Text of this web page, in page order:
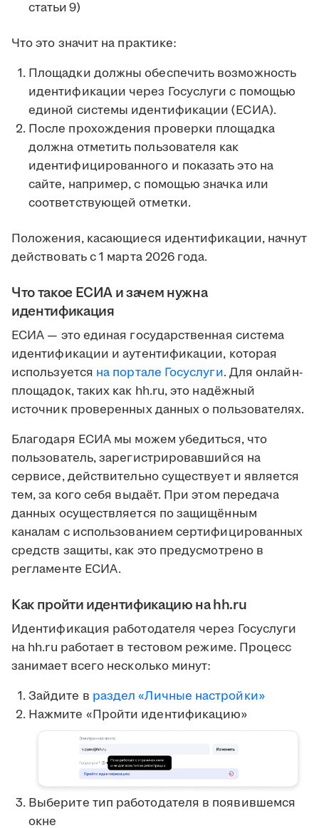
статьи 9)
Что это значит на практике:
Площадки должны обеспечить возможность
идентификации через Госуслуги с помощью
единой системы идентификации (ЕСИА).
После прохождения проверки площадка
должна отметить пользователя как
идентифицированного и показать это на
сайте, например, с помощью значка или
соответствующей отметки.
Положения, касающиеся идентификации, начнут
действовать с 1 марта 2026 года.
Что такое ЕСИА и зачем нужна
идентификация
ЕСИА — это единая государственная система
идентификации и аутентификации, которая
используется на портале Госуслуги. Для онлайн-
площадок, таких как hh.ru, это надёжный
источник проверенных данных о пользователях.
Благодаря ЕСИА мы можем убедиться, что
пользователь, зарегистрировавшийся на
сервисе, действительно существует и является
тем, за кого себя выдаёт. При этом передача
данных осуществляется по защищённым
каналам с использованием сертифицированных
средств защиты, как это предусмотрено в
регламенте ЕСИА.
Как пройти идентификацию на hh.ru
Идентификация работодателя через Госуслуги
на hh.ru работает в тестовом режиме. Процесс
занимает всего несколько минут:
Зайдите в раздел «Личные настройки»
Нажмите «Пройти идентификацию»
Выберите тип работодателя в появившемся
окне